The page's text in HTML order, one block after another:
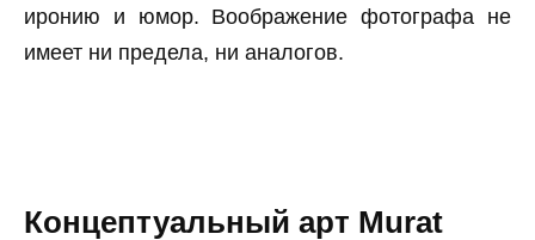
иронию и юмор. Воображение фотографа не
имеет ни предела, ни аналогов.
Концептуальный арт Murat